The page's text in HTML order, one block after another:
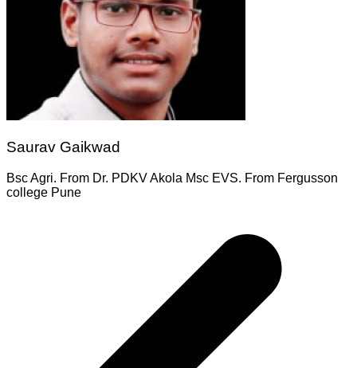
Saurav Gaikwad
Bsc Agri. From Dr. PDKV Akola Msc EVS. From Fergusson
college Pune